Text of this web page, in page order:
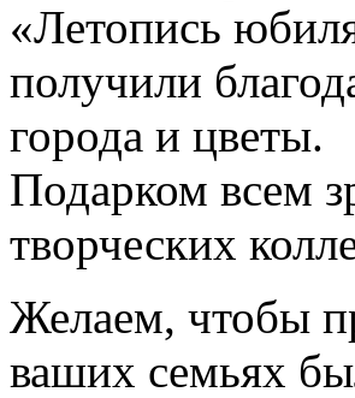
«Летопись
получили
города и цветы.
Подарком всем
творческих
Желаем, чтобы
ваших семьях